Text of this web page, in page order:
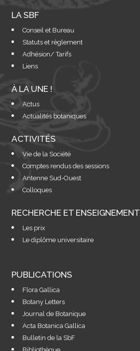
LA SBF
Conseil et Bureau
Statuts et règlement
Adhésion/ Tarifs
Liens
À LA UNE !
Actus
Actualités botaniques
ACTIVITÉS
Vie de la Société
Comptes rendus des sessions
Antenne Sud-Ouest
Colloques
RECHERCHE ET ENSEIGNEMENT
Les prix
Le diplôme universitaire
PUBLICATIONS
Flora Gallica
Botany Letters
Journal de Botanique
Acta Botanica Gallica
Bulletin de la SbF